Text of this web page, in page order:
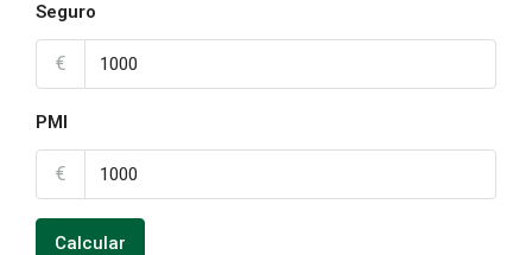
Seguro
€
PMI
€
Calcular